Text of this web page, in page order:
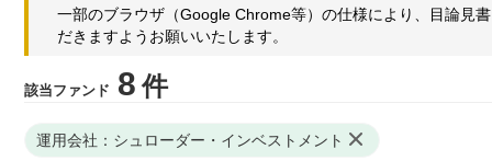
一部のブラウザ（Google Chrome等）の仕様により、目論見
だきますようお願いいたします。
該当ファンド 8 件
運用会社：シュローダー・インベストメント